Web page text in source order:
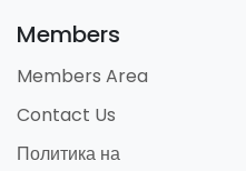
Members
Members Area
Contact Us
Политика на